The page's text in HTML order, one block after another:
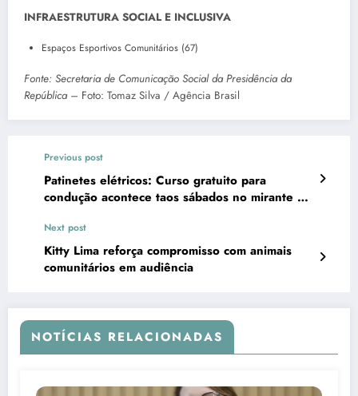
INFRAESTRUTURA SOCIAL E INCLUSIVA
Espaços Esportivos Comunitários (67)
Fonte: Secretaria de Comunicação Social da Presidência da
República – Foto: Tomaz Silva / Agência Brasil
Previous post
Patinetes elétricos: Curso gratuito para
condução acontece taos sábados no mirante da
Next post
Kitty Lima reforça compromisso com animais
comunitários em audiência
NOTÍCIAS RELACIONADAS